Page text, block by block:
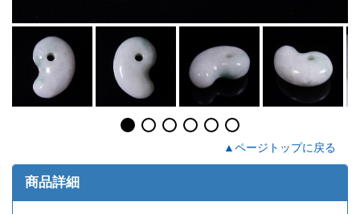
▲ページトップに戻る
商品詳細